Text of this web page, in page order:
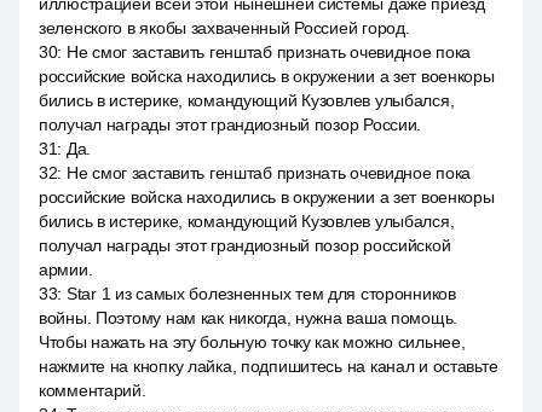
зеленского в якобы захваченный Россией город.
30: Не смог заставить генштаб признать очевидное пока
российские войска находились в окружении а зет военкоры
бились в истерике, командующий Кузовлев улыбался,
получал награды этот грандиозный позор России.
31: Да.
32: Не смог заставить генштаб признать очевидное пока
российские войска находились в окружении а зет военкоры
бились в истерике, командующий Кузовлев улыбался,
получал награды этот грандиозный позор российской
армии.
33: Star 1 из самых болезненных тем для сторонников
войны. Поэтому нам как никогда, нужна ваша помощь.
Чтобы нажать на эту больную точку как можно сильнее,
нажмите на кнопку лайка, подпишитесь на канал и оставьте
комментарий.